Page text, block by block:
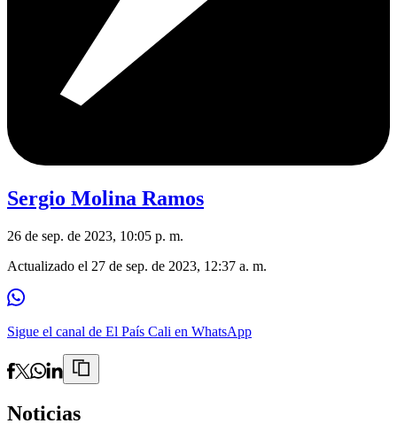
Sergio Molina Ramos
26 de sep. de 2023, 10:05 p. m.
Actualizado el 27 de sep. de 2023, 12:37 a. m.
Sigue el canal de El País Cali en WhatsApp
Noticias